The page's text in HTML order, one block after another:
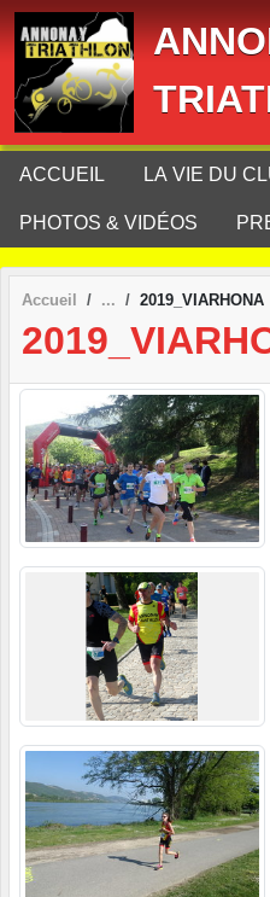
ACCUEIL LA VIE DU
PHOTOS & VIDÉOS
Accueil 2019_VIARHONA
Panneau de gestion des cookies